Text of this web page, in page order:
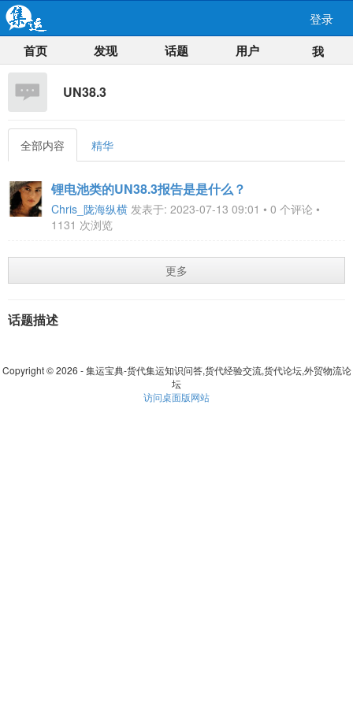
登录
首页 发现 话题 用户 我
UN38.3
全部内容 精华
锂电池类的UN38.3报告是是什么？
Chris_陇海纵横 发表于: 2023-07-13 09:01 • 0 个评论 •
1131 次浏览
更多
话题描述
Copyright © 2026 - 集运宝典-货代集运知识问答,货代经验交流,货代论坛,外贸物流论
坛
访问桌面版网站